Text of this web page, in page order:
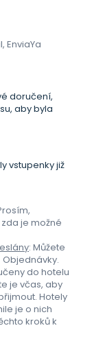
EnviaYa
doručení,
aby byla
vstupenky již
je možné
: Můžete
do hotelu
je včas, aby
Hotely
je o nich
kroků k